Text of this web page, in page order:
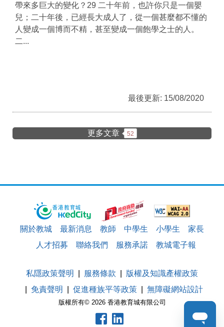
帶來多巨大的變化？29 二十年前，也許你只是一個嬰
兒；二十年後，已經長大成人了，從一個甚麼都不懂的
人變成一個博而不精，甚至變成一個飽學之士的人。
二...
最後更新: 15/08/2020
更多文章 52
關於教城 最新消息 教師 中學生 小學生
家長
人才招募
聯絡我們 服務承諾 教城電子報
版權所有© 2026 香港教育城有限公司
私隱政策聲明 服務條款
版權及知識產權政策
免責聲明
促進種族平等政策 無障礙網站設計